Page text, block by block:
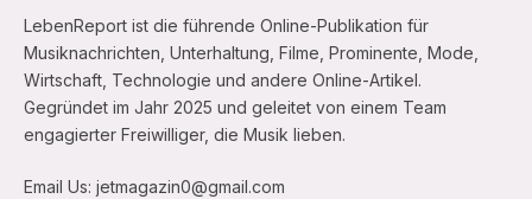
LebenReport ist die führende Online-Publikation für
Musiknachrichten, Unterhaltung, Filme, Prominente, Mode,
Wirtschaft, Technologie und andere Online-Artikel.
Gegründet im Jahr 2025 und geleitet von einem Team
engagierter Freiwilliger, die Musik lieben.
Email Us: jetmagazin0@gmail.com